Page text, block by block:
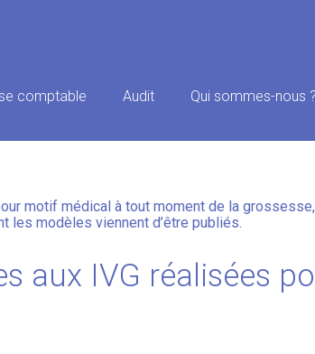
comptable Audit Qui sommes-nous ?
motif médical à tout moment de la
les modèles viennent d’être publiés.
aux IVG réalisées